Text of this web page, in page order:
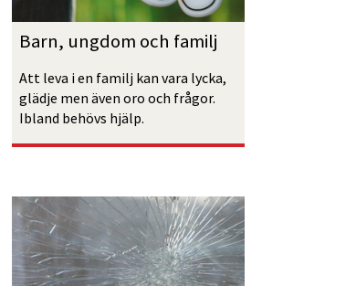
Barn, ungdom och familj
Att leva i en familj kan vara lycka,
glädje men även oro och frågor.
Ibland behövs hjälp.